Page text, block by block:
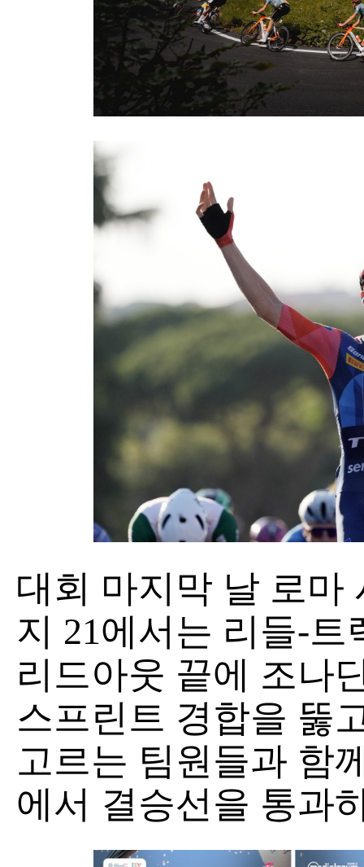
대회 마지막 날 로마
지 21에서는 리들-
리드아웃 끝에 조나
스프린트 경합을 뚫
고르는 팀원들과 함
에서 결승선을 통과